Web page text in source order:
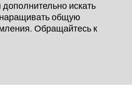
искать
общую
Обращайтесь к